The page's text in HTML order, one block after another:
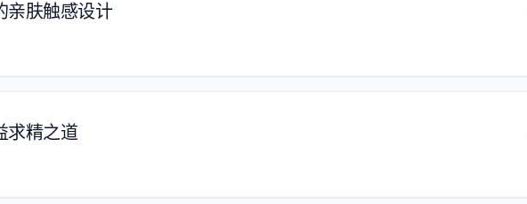
亲肤触感设计
求精之道